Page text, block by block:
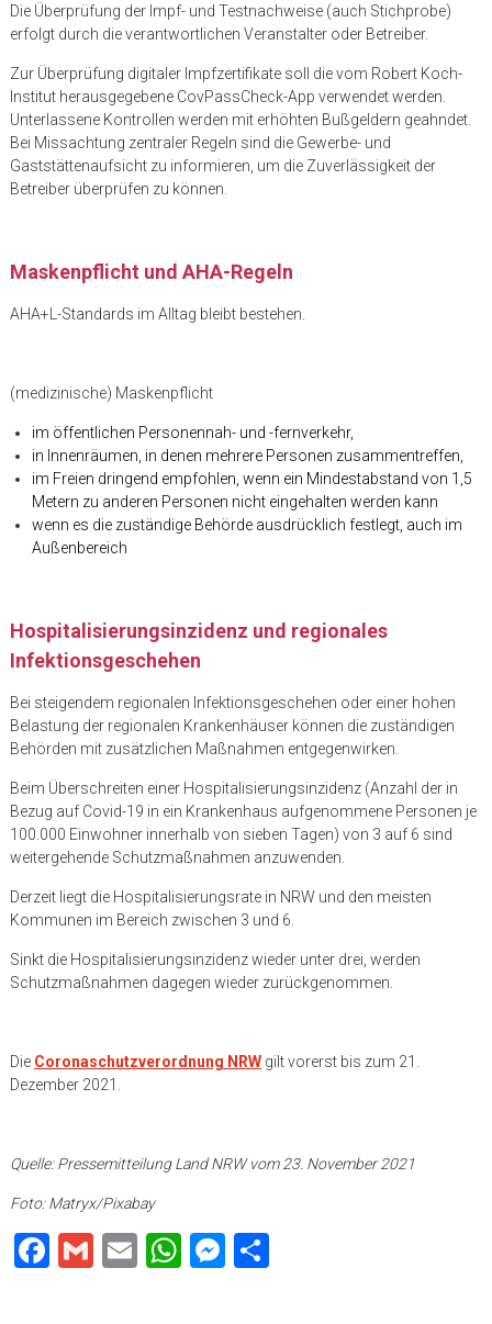
Die Überprüfung der Impf- und Testnachweise (auch Stichprobe)
erfolgt durch die verantwortlichen Veranstalter oder Betreiber.
Zur Überprüfung digitaler Impfzertifikate soll die vom Robert Koch-
Institut herausgegebene CovPassCheck-App verwendet werden.
Unterlassene Kontrollen werden mit erhöhten Bußgeldern geahndet.
Bei Missachtung zentraler Regeln sind die Gewerbe- und
Gaststättenaufsicht zu informieren, um die Zuverlässigkeit der
Betreiber überprüfen zu können.
Maskenpflicht und AHA-Regeln
AHA+L-Standards im Alltag bleibt bestehen.
(medizinische) Maskenpflicht
im öffentlichen Personennah- und -fernverkehr,
in Innenräumen, in denen mehrere Personen zusammentreffen,
im Freien dringend empfohlen, wenn ein Mindestabstand von 1,5
Metern zu anderen Personen nicht eingehalten werden kann
wenn es die zuständige Behörde ausdrücklich festlegt, auch im
Außenbereich
Hospitalisierungsinzidenz und regionales
Infektionsgeschehen
Bei steigendem regionalen Infektionsgeschehen oder einer hohen
Belastung der regionalen Krankenhäuser können die zuständigen
Behörden mit zusätzlichen Maßnahmen entgegenwirken.
Beim Überschreiten einer Hospitalisierungsinzidenz (Anzahl der in
Bezug auf Covid-19 in ein Krankenhaus aufgenommene Personen je
100.000 Einwohner innerhalb von sieben Tagen) von 3 auf 6 sind
weitergehende Schutzmaßnahmen anzuwenden.
Derzeit liegt die Hospitalisierungsrate in NRW und den meisten
Kommunen im Bereich zwischen 3 und 6.
Sinkt die Hospitalisierungsinzidenz wieder unter drei, werden
Schutzmaßnahmen dagegen wieder zurückgenommen.
Die Coronaschutzverordnung NRWgilt vorerst bis zum 21.
Dezember 2021.
Quelle: Pressemitteilung Land NRW vom 23. November 2021
Foto: Matryx/Pixabay
Facebook
Gmail
EmailWhatsApp
Messenger
Teilen